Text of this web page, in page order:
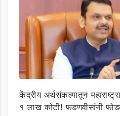
केंद्रीय अर्थसंकल्पातून
१ लाख कोटी! फडणवीसांनी